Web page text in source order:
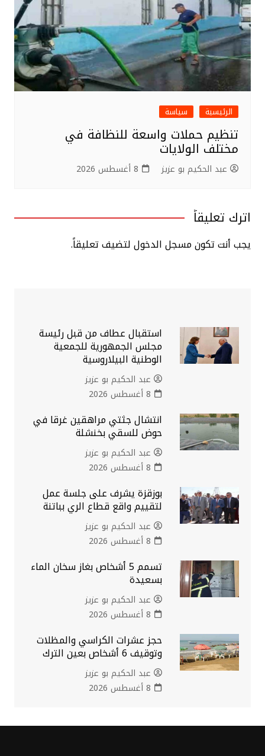
الرئيسية سياسة
تنظيم حملات واسعة للنظافة في
مختلف الولايات
عبد الحكيم بو عزيز 8 أغسطس 2026
اترك تعليقاً
يجب أنت تكونمسجل الدخوللتضيف تعليقاً.
استقبال عطاف من قبل رئيسة
مجلس الجمهورية للجمعية
الوطنية البيلاروسية
عبد الحكيم بو عزيز
8 أغسطس 2026
انتشال جثتي مراهقين غرقا في
حوض للسقي بخنشلة
عبد الحكيم بو عزيز
8 أغسطس 2026
بوزقزة يشرف على جلسة عمل
لتقييم واقع قطاع الري بباتنة
عبد الحكيم بو عزيز
8 أغسطس 2026
تسمم 5 أشخاص بغاز سخان الماء
بسعيدة
عبد الحكيم بو عزيز
8 أغسطس 2026
حجز عشرات الكراسي والمظلات
وتوقيف 6 أشخاص بعين الترك
عبد الحكيم بو عزيز
8 أغسطس 2026